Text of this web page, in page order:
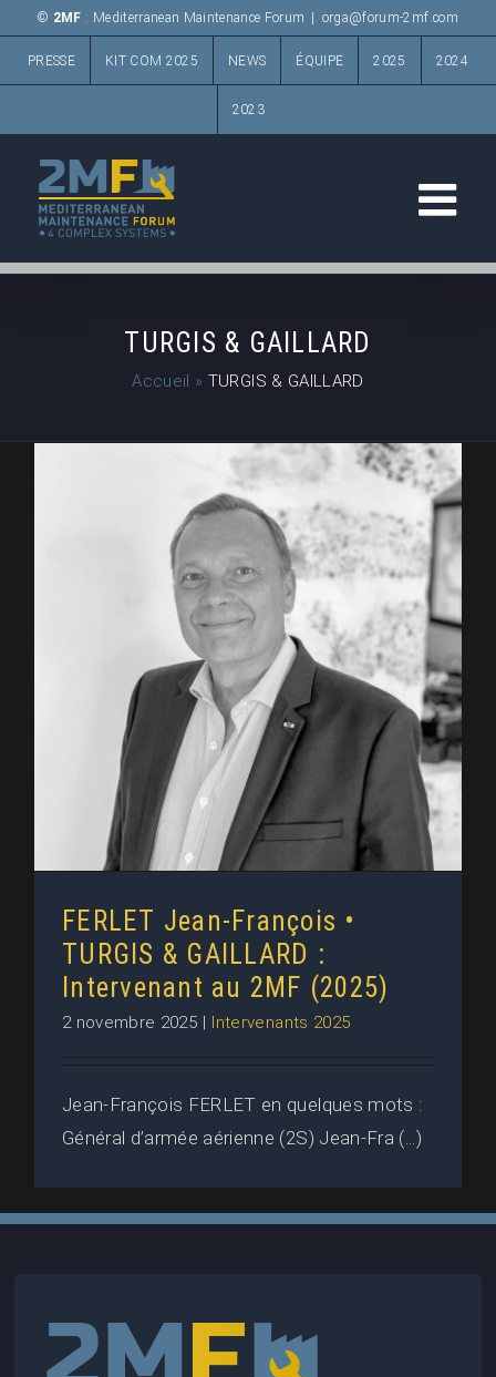
Passer
contenu
© 2MF : Mediterranean Maintenance Forum orga@forum-2mf.com
PRESSE KIT COM 2025 NEWS ÉQUIPE 2025 2024
2023
TURGIS & GAILLARD
Accueil » TURGIS & GAILLARD
FERLET Jean-François • TURGIS
& GAILLARD : Intervenant au 2MF
(2025)
FERLET Jean-François •
TURGIS & GAILLARD :
Intervenant au 2MF (2025)
2 novembre 2025 Intervenants 2025
Jean-François FERLET en quelques mots :
Général d’armée aérienne (2S) Jean-Fra (...)